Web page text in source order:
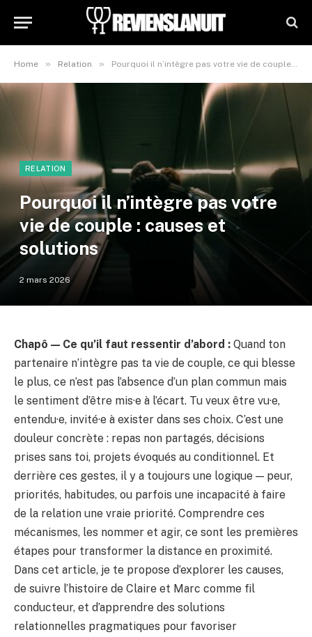
Home » Relation » Pourquoi il n’intègre pas votre vie de couple : causes et solutions
RELATION
Pourquoi il n’intègre pas votre
vie de couple : causes et
solutions
2 mars 2026
Chapô — Ce qu’il faut ressentir d’abord : Quand ton
partenaire n’intègre pas ta vie de couple, ce qui blesse
le plus, ce n’est pas l’absence d’un plan commun mais
le sentiment d’être mis·e à l’écart. Tu veux être vu·e,
entendu·e, invité·e à exister dans ses choix. C’est une
douleur concrète : repas non partagés, décisions
prises sans toi, projets évoqués au conditionnel. Et
derrière ces gestes, il y a toujours une logique — peur,
priorités, habitudes, ou parfois une incapacité à faire
de la relation une vraie priorité. Comprendre ces
mécanismes, les nommer et agir, ce sont les premières
étapes pour transformer la distance en proximité.
Dans cet article, je te propose d’explorer les causes,
de suivre l’histoire de Claire et Marc comme fil
conducteur, et d’apprendre des solutions
relationnelles pragmatiques pour favoriser